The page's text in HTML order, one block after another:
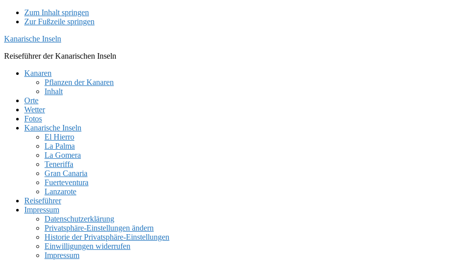
Zum Inhalt springen
Zur Fußzeile springen
Kanarische Inseln
Reiseführer der Kanarischen Inseln
Kanaren
Pflanzen der Kanaren
Inhalt
Orte
Wetter
Fotos
Kanarische Inseln
El Hierro
La Palma
La Gomera
Teneriffa
Gran Canaria
Fuerteventura
Lanzarote
Reiseführer
Impressum
Datenschutzerklärung
Privatsphäre-Einstellungen ändern
Historie der Privatsphäre-Einstellungen
Einwilligungen widerrufen
Impressum